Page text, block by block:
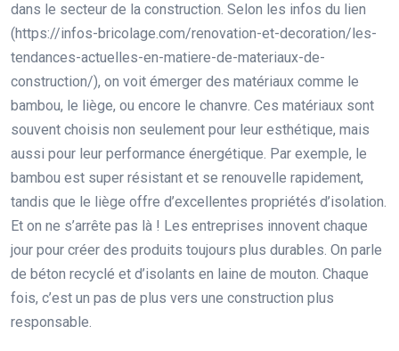
dans le secteur de la construction. Selon les infos du lien
(https://infos-bricolage.com/renovation-et-decoration/les-
tendances-actuelles-en-matiere-de-materiaux-de-
construction/), on voit émerger des matériaux comme le
bambou, le liège, ou encore le chanvre. Ces matériaux sont
souvent choisis non seulement pour leur esthétique, mais
aussi pour leur performance énergétique. Par exemple, le
bambou est super résistant et se renouvelle rapidement,
tandis que le liège offre d’excellentes propriétés d’isolation.
Et on ne s’arrête pas là ! Les entreprises innovent chaque
jour pour créer des produits toujours plus durables. On parle
de béton recyclé et d’isolants en laine de mouton. Chaque
fois, c’est un pas de plus vers une construction plus
responsable.